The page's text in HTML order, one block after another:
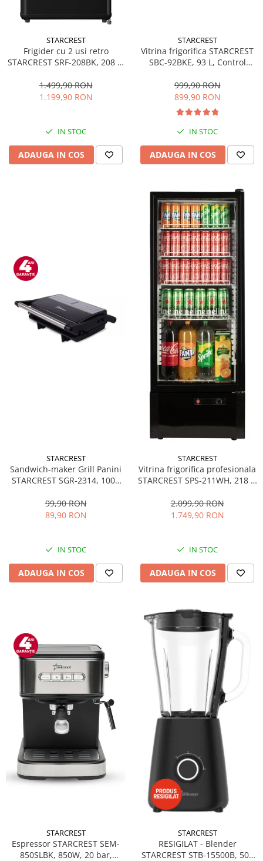
STARCREST
Frigider cu 2 usi retro
STARCREST SRF-208BK, 208 L,
Iluminare LED, Termostat
Reglabil, H 147 cm, Negru
1.499,90 RON
1.199,90 RON
IN STOC
ADAUGA IN COS
STARCREST
Vitrina frigorifica STARCREST
SBC-92BKE, 93 L, Control
83.2 cm, Negru
999,90 RON
899,90 RON
IN STOC
ADAUGA IN COS
STARCREST
Sandwich-maker Grill Panini
STARCREST SGR-2314, 1000
Deschidere 180°, Suprafata
de gatire 23 x 14 cm, Negru
99,90 RON
89,90 RON
IN STOC
ADAUGA IN COS
STARCREST
Vitrina frigorifica profesionala
STARCREST SPS-211WH, 218 L,
LED, H 141 cm, Negru
2.099,90 RON
1.749,90 RON
IN STOC
ADAUGA IN COS
STARCREST
Espressor STARCREST SEM-
850SLBK, 850W, 20 bar,
STARCREST
RESIGILAT - Blender
STARCREST STB-15500B, 500